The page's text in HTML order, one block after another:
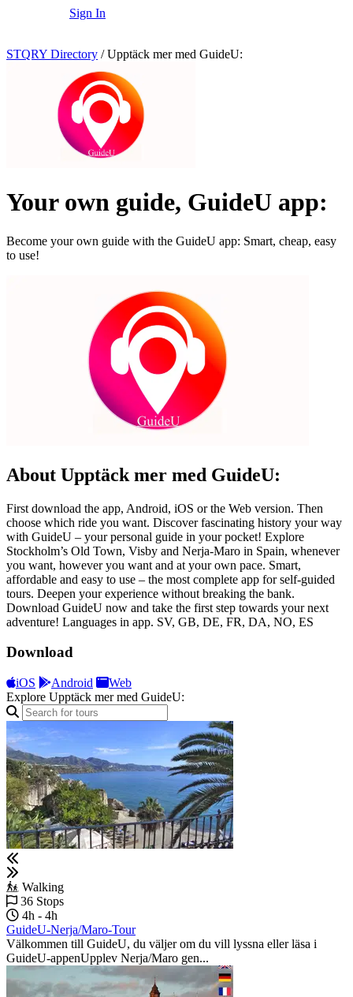
Sign In
STQRY Directory / Upptäck mer med GuideU:
Your own guide, GuideU app:
Become your own guide with the GuideU app: Smart, cheap, easy
to use!
About Upptäck mer med GuideU:
First download the app, Android, iOS or the Web version. Then
choose which ride you want. Discover fascinating history your way
with GuideU – your personal guide in your pocket! Explore
Stockholm’s Old Town, Visby and Nerja-Maro in Spain, whenever
you want, however you want and at your own pace. Smart,
affordable and easy to use – the most complete app for self-guided
tours. Deepen your experience without breaking the bank.
Download GuideU now and take the first step towards your next
adventure! Languages in app. SV, GB, DE, FR, DA, NO, ES
Download
iOS Android
Web
Explore Upptäck mer med GuideU:
Walking
36 Stops
4h - 4h
GuideU-Nerja/Maro‑Tour
Välkommen till GuideU, du väljer om du vill lyssna eller läsa i
GuideU-appenUpplev Nerja/Maro gen...